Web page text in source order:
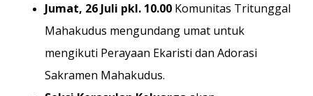
Jumat, 26 Juli pkl. 10.00 Komunitas Tritunggal
Mahakudus mengundang umat untuk
mengikuti Perayaan Ekaristi dan Adorasi
Sakramen Mahakudus.